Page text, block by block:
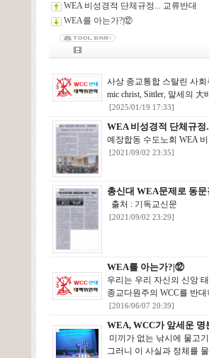
WEA 비성경적 단체규정... 교류반대
WEA를 아는가?|⑫
사상 종교통합 스탈린 사
mic christ, Sittler, 말세의
[2025/01/19 17:33]
WEA 비성경적 단체규정
예장합동 수도노회 WEA
[2021/09/02 23:35]
총신대 WEA문제로 동
출처 : 기독교신문
[2021/09/02 23:29]
WEA를 아는가?|⑫
우리는 우리 자신의 신앙
종교다원주의 WCC를 반
[2016/06/07 20:39]
WEA, WCC가 앞세운
미끼가 없는 낚시에 물고
그러니 이 사실과 정체를